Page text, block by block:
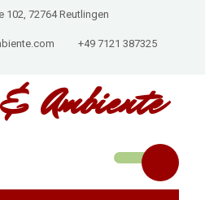
102, 72764 Reutlingen
+49 7121 387325
&Ambiente